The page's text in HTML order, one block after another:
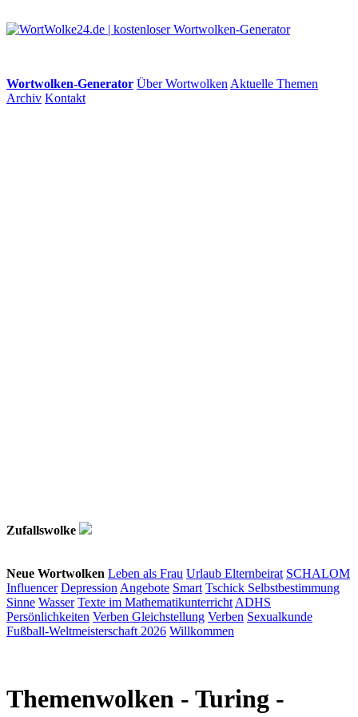
Wortwolken-Generator Über Wortwolken Aktuelle Themen
Archiv Kontakt
Zufallswolke
Neue Wortwolken Leben als Frau Urlaub Elternbeirat SCHALOM
Influencer Depression Angebote Smart Tschick Selbstbestimmung
Sinne Wasser Texte im Mathematikunterricht ADHS
Persönlichkeiten Verben Gleichstellung Verben Sexualkunde
Fußball-Weltmeisterschaft 2026 Willkommen
Themenwolken - Turing -